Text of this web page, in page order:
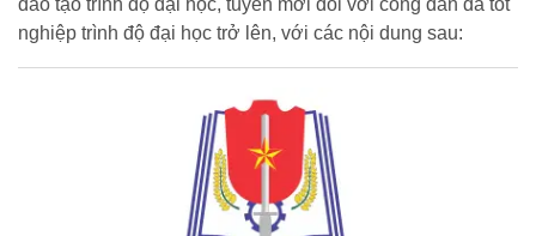
nghiệp trình độ đại học trở lên, với các nội dung sau: